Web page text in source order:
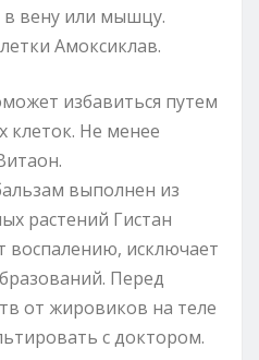
вену или мышцу.
Амоксиклав.
избавиться путем
клеток. Не менее
выполнен из
растений Гистан
воспалению, исключает
Перед
от жировиков на теле
с доктором.